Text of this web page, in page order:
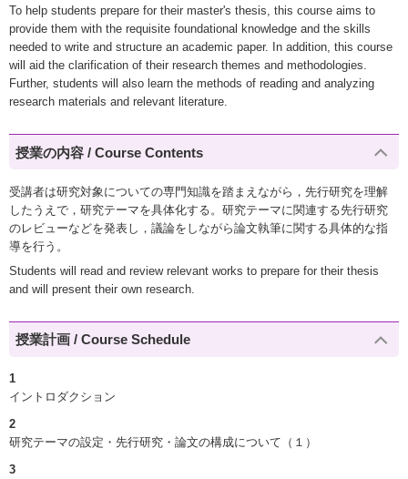
To help students prepare for their master's thesis, this course aims to
provide them with the requisite foundational knowledge and the skills
needed to write and structure an academic paper. In addition, this course
will aid the clarification of their research themes and methodologies.
Further, students will also learn the methods of reading and analyzing
research materials and relevant literature.
授業の内容 / Course Contents
受講者は研究対象についての専門知識を踏まえながら，先行研究を理解
したうえで，研究テーマを具体化する。研究テーマに関連する先行研究
のレビューなどを発表し，議論をしながら論文執筆に関する具体的な指
導を行う。
Students will read and review relevant works to prepare for their thesis
and will present their own research.
授業計画 / Course Schedule
1
イントロダクション
2
研究テーマの設定・先行研究・論文の構成について（１）
3